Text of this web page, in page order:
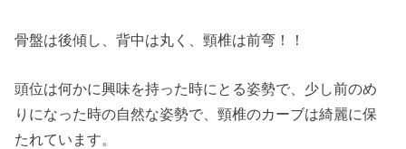
骨盤は後傾し、背中は丸く、頸椎は前弯！！
頭位は何かに興味を持った時にとる姿勢で、少し前のめ
りになった時の自然な姿勢で、頸椎のカーブは綺麗に保
たれています。